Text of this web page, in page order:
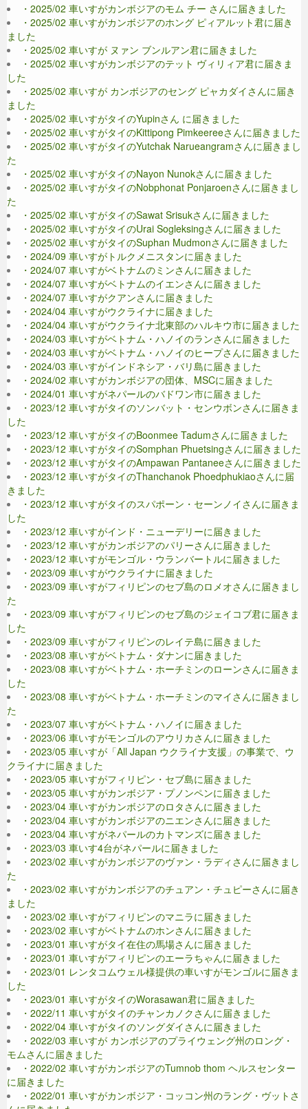
・2025/02 車いすがカンボジアのモム チー さんに届きました
・2025/02 車いすがカンボジアのホング ピィアルット君に届き
ました
・2025/02 車いすが ヌァン ブンルアン君に届きました
・2025/02 車いすがカンボジアのテット ヴィリィア君に届きま
した
・2025/02 車いすが カンボジアのセング ピャカダイさんに届き
ました
・2025/02 車いすがタイのYupinさん に届きました
・2025/02 車いすがタイのKittipong Pimkeereeさんに届きました
・2025/02 車いすがタイのYutchak Narueangramさんに届きまし
た
・2025/02 車いすがタイのNayon Nunokさんに届きました
・2025/02 車いすがタイのNobphonat Ponjaroenさんに届きまし
た
・2025/02 車いすがタイのSawat Srisukさんに届きました
・2025/02 車いすがタイのUrai Sogleksingさんに届きました
・2025/02 車いすがタイのSuphan Mudmonさんに届きました
・2024/09 車いすがトルクメニスタンに届きました
・2024/07 車いすがベトナムのミンさんに届きました
・2024/07 車いすがベトナムのイエンさんに届きました
・2024/07 車いすがクアンさんに届きました
・2024/04 車いすがウクライナに届きました
・2024/04 車いすがウクライナ北東部のハルキウ市に届きました
・2024/03 車いすがベトナム・ハノイのランさんに届きました
・2024/03 車いすがベトナム・ハノイのヒープさんに届きました
・2024/03 車いすがインドネシア・バリ島に届きました
・2024/02 車いすがカンボジアの団体、MSCに届きました
・2024/01 車いすがネパールのバドワン市に届きました
・2023/12 車いすがタイのソンバット・センウボンさんに届きま
した
・2023/12 車いすがタイのBoonmee Tadumさんに届きました
・2023/12 車いすがタイのSomphan Phuetsingさんに届きました
・2023/12 車いすがタイのAmpawan Pantaneeさんに届きました
・2023/12 車いすがタイのThanchanok Phoedphukiaoさんに届
きました
・2023/12 車いすがタイのスパポーン・セーンノイさんに届きま
した
・2023/12 車いすがインド・ニューデリーに届きました
・2023/12 車いすがカンボジアのパリーさんに届きました
・2023/12 車いすがモンゴル・ウランバートルに届きました
・2023/09 車いすがウクライナに届きました
・2023/09 車いすがフィリピンのセブ島のロメオさんに届きまし
た
・2023/09 車いすがフィリピンのセブ島のジェイコブ君に届きま
した
・2023/09 車いすがフィリピンのレイテ島に届きました
・2023/08 車いすがベトナム・ダナンに届きました
・2023/08 車いすがベトナム・ホーチミンのローンさんに届きま
した
・2023/08 車いすがベトナム・ホーチミンのマイさんに届きまし
た
・2023/07 車いすがベトナム・ハノイに届きました
・2023/06 車いすがモンゴルのアウリカさんに届きました
・2023/05 車いすが「All Japan ウクライナ支援」の事業で、ウ
クライナに届きました
・2023/05 車いすがフィリピン・セブ島に届きました
・2023/05 車いすがカンボジア・プノンペンに届きました
・2023/04 車いすがカンボジアのロタさんに届きました
・2023/04 車いすがカンボジアのニエンさんに届きました
・2023/04 車いすがネパールのカトマンズに届きました
・2023/03 車いす4台がネパールに届きました
・2023/02 車いすがカンボジアのヴァン・ラディさんに届きまし
た
・2023/02 車いすがカンボジアのチュアン・チュピーさんに届き
ました
・2023/02 車いすがフィリピンのマニラに届きました
・2023/02 車いすがベトナムのホンさんに届きました
・2023/01 車いすがタイ在住の馬場さんに届きました
・2023/01 車いすがフィリピンのエーラちゃんに届きました
・2023/01 レンタコムウェル様提供の車いすがモンゴルに届きま
した
・2023/01 車いすがタイのWorasawan君に届きました
・2022/11 車いすがタイのチャンカノクさんに届きました
・2022/04 車いすがタイのソングダイさんに届きました
・2022/03 車いすが カンボジアのプライウェング州のロング・
モムさんに届きました
・2022/02 車いすがカンボジアのTumnob thom ヘルスセンター
に届きました
・2022/01 車いすがカンボジア・コッコン州のラング・ヴットさ